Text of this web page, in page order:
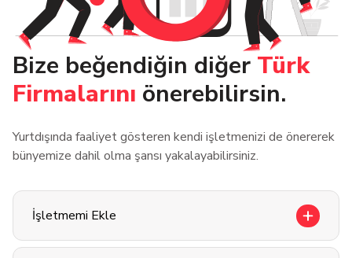
Bize beğendiğin diğer Türk
Firmalarını önerebilirsin.
Yurtdışında faaliyet gösteren kendi işletmenizi de önererek
bünyemize dahil olma şansı yakalayabilirsiniz.
İşletmemi Ekle